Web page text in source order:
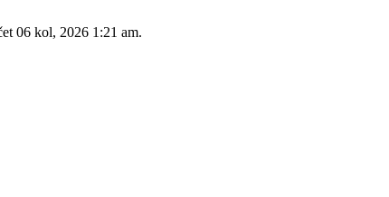
06 kol, 2026 1:21 am.